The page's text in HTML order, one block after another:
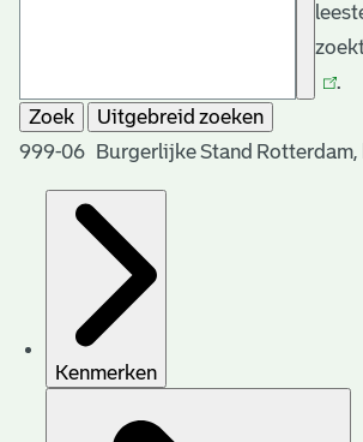
.
Zoek
Uitgebreid zoeken
999-06 Burgerlijke Stand
Kenmerken